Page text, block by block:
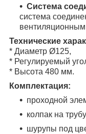
Система
система
Технические
* Диаметр Ø125,
* Регулируемый
* Высота 480 мм.
Комплектация:
проходной
колпак на трубу
шурупы под